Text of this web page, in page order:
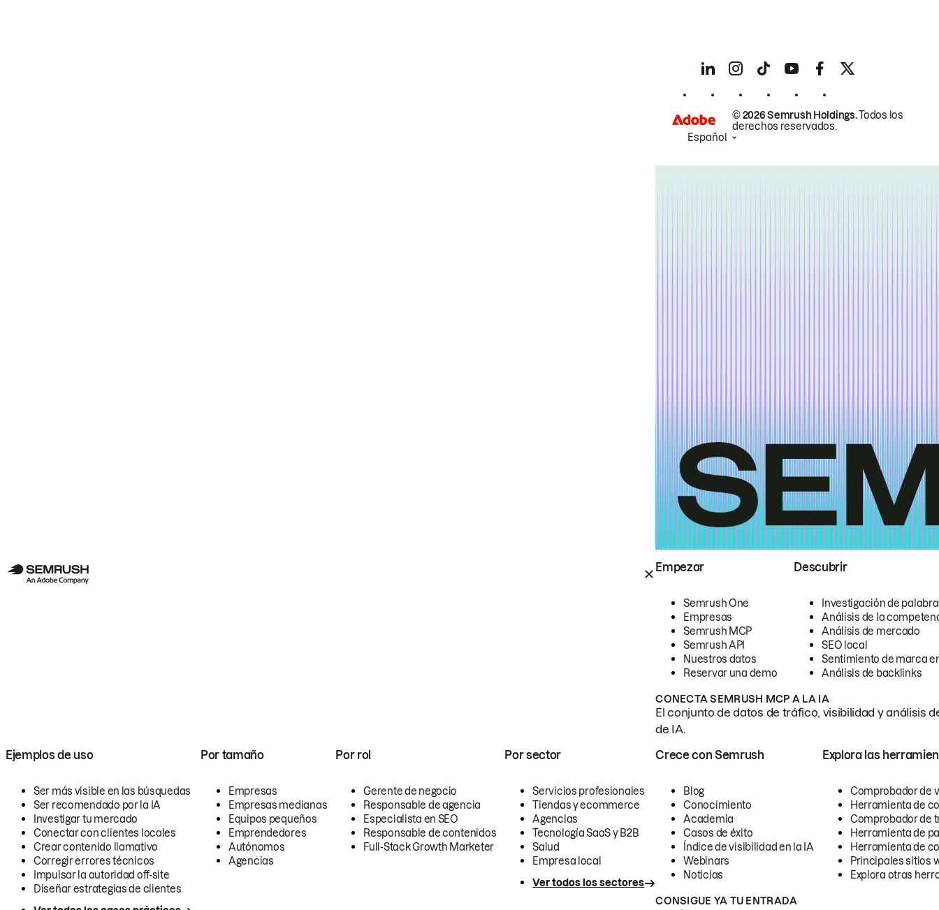
Empezar
Semrush One
Empresas
Semrush MCP
Semrush API
Nuestros datos
Reservar una demo
Descubrir
Investigación de
Análisis de la
Análisis de mercado
SEO local
Sentimiento de marca
Análisis de backlinks
CONECTA SEMRUSH MCP A LA IA
El conjunto de datos de tráfico, visibilidad y análisis
de IA.
Ejemplos de uso
Ser más visible en las búsquedas
Ser recomendado por la IA
Investigar tu mercado
Conectar con clientes locales
Crear contenido llamativo
Corregir errores técnicos
Impulsar la autoridad off-site
Diseñar estrategias de clientes
Por tamaño
Empresas
Empresas medianas
Equipos pequeños
Emprendedores
Autónomos
Agencias
Por rol
Gerente de negocio
Responsable de agencia
Especialista en SEO
Responsable de contenidos
Full-Stack Growth Marketer
Por sector
Servicios profesionales
Tiendas y ecommerce
Agencias
Tecnología SaaS y B2B
Salud
Empresa local
Ver todos los sectores
Crece con Semrush
Blog
Conocimiento
Academia
Casos de éxito
Índice de visibilidad en la IA
Webinars
Noticias
Explora las
Comprobador de
Herramienta de
Comprobador de
Herramienta de
Herramienta de
Principales sitios
Explora otras
CONSIGUE YA TU ENTRADA
© 2026 Semrush Holdings.Todos los
derechos reservados.
Español